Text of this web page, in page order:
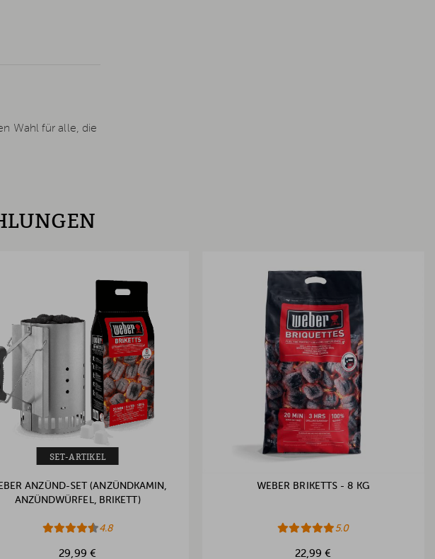
Wahl für alle, die
SET-ARTIKEL
ANZÜND-SET (ANZÜNDKAMIN,
ANZÜNDWÜRFEL, BRIKETT)
4.8
29,99 €
WEBER BRIKETTS - 8 KG
5.0
22,99 €